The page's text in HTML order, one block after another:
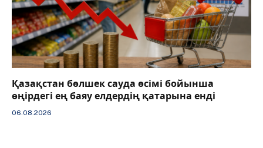
Қазақстан бөлшек сауда өсімі бойынша
өңірдегі ең баяу елдердің қатарына енді
06.08.2026